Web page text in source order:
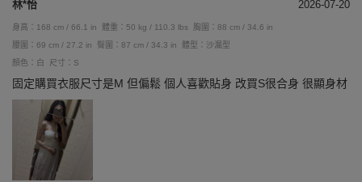
林*怡 2026-07-20
身高：168 cm / 66.1 in 體重：50 kg / 110.3 lbs
胸圍：88 cm / 34.6 in
腰圍：69 cm / 27.2 in
臀圍：87 cm / 34.3 in
體型：沙漏型
顏色：白
尺寸：S
固定購買衣服尺寸是M 但偏鬆 個人喜歡貼身 改買S很合身 很顯身材